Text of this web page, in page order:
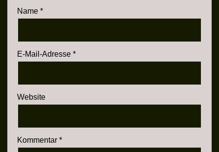
Name *
E-Mail-Adresse *
Website
Kommentar *